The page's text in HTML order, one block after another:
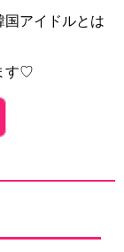
アイドルとは
す♡